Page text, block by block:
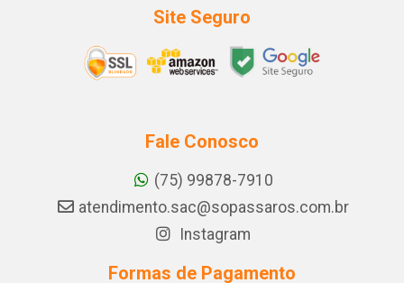
Site Seguro
Fale Conosco
(75) 99878-7910
atendimento.sac@sopassaros.com.br
Instagram
Formas de Pagamento